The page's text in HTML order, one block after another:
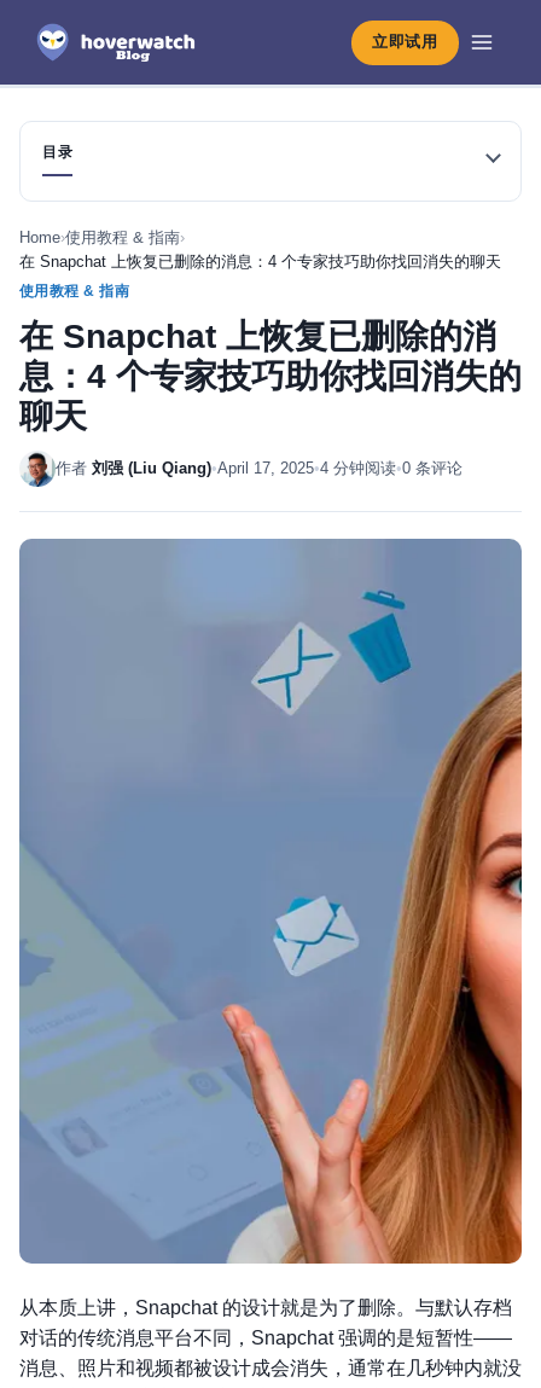
立即试用
目录
Home›使用教程 & 指南›
在 Snapchat 上恢复已删除的消息：4 个专家技巧助你找回消失的聊天
使用教程 & 指南
在 Snapchat 上恢复已删除的消
息：4 个专家技巧助你找回消失的
聊天
作者 刘强 (Liu Qiang)•April 17, 2025•4 分钟阅读•0 条评论
从本质上讲，Snapchat 的设计就是为了删除。与默认存档
对话的传统消息平台不同，Snapchat 强调的是短暂性——
消息、照片和视频都被设计成会消失，通常在几秒钟内就没